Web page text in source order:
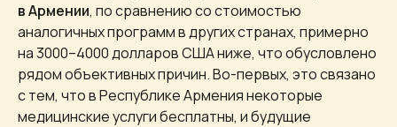
в Армении, по сравнению со стоимостью
аналогичных программ в других странах, примерно
на 3000–4000 долларов США ниже, что обусловлено
рядом объективных причин. Во-первых, это связано
с тем, что в Республике Армения некоторые
медицинские услуги бесплатны, и будущие